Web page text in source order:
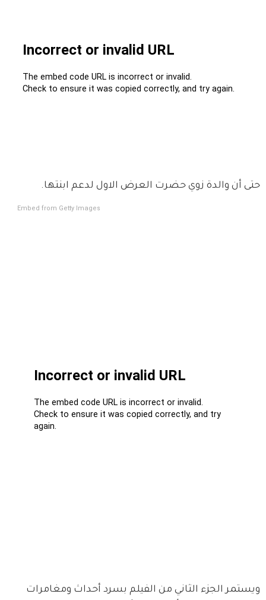
حتى أن والدة زوي حضرت العرض الاول لدعم ابنتها.
Embed from Getty Images
ويستمر الجزء الثاني من الفيلم بسرد أحداث ومغامرات